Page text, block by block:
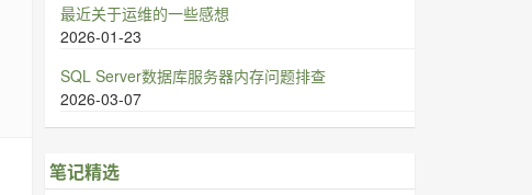
最近关于运维的一些感想
2026-01-23
SQL Server数据库服务器内存问题排查
2026-03-07
笔记精选